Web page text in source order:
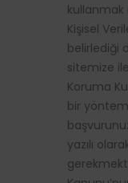
kullanmak
Kişisel
belirlediği
sitemize
Koruma
bir
yazılı